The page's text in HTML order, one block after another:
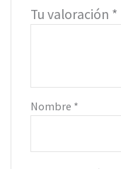
Tu valoración *
Nombre *